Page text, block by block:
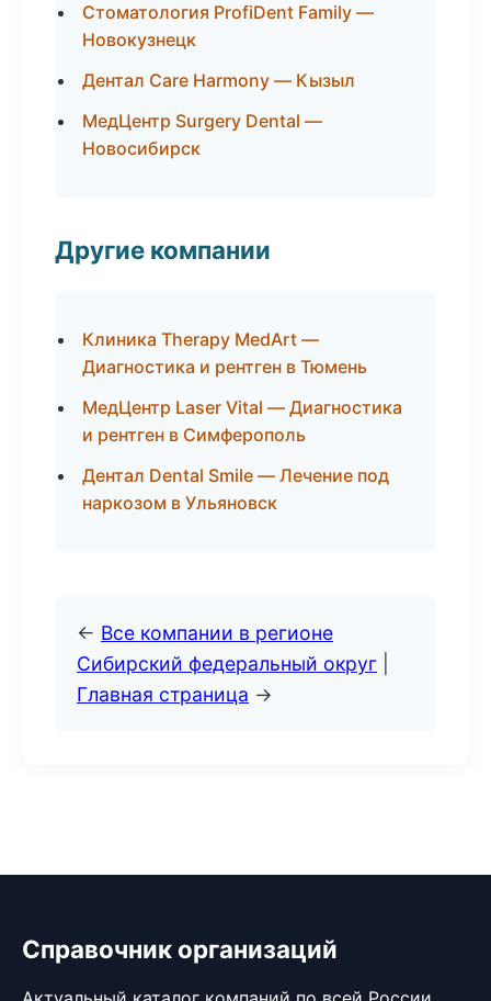
Стоматология ProfiDent Family —
Новокузнецк
Дентал Care Harmony — Кызыл
МедЦентр Surgery Dental —
Новосибирск
Другие компании
Клиника Therapy MedArt —
Диагностика и рентген в Тюмень
МедЦентр Laser Vital — Диагностика
и рентген в Симферополь
Дентал Dental Smile — Лечение под
наркозом в Ульяновск
← Все компании в регионе
Сибирский федеральный округ
Главная страница →
Справочник организаций